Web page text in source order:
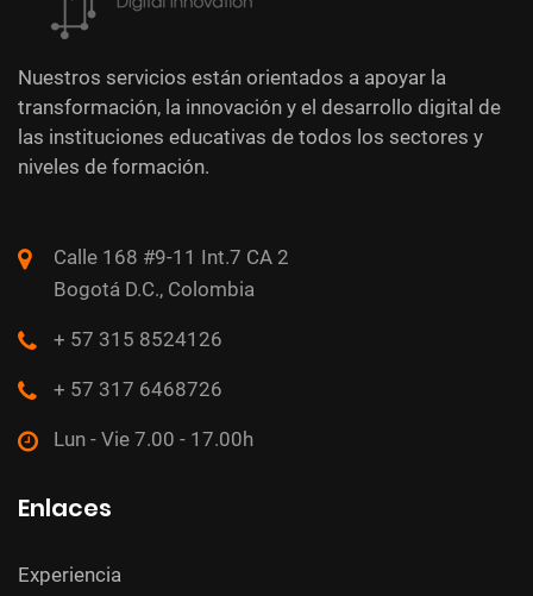
Nuestros servicios están orientados a apoyar la
transformación, la innovación y el desarrollo digital de
las instituciones educativas de todos los sectores y
niveles de formación.
Calle 168 #9-11 Int.7 CA 2
Bogotá D.C., Colombia
+ 57 315 8524126
+ 57 317 6468726
Lun - Vie 7.00 - 17.00h
Enlaces
Experiencia